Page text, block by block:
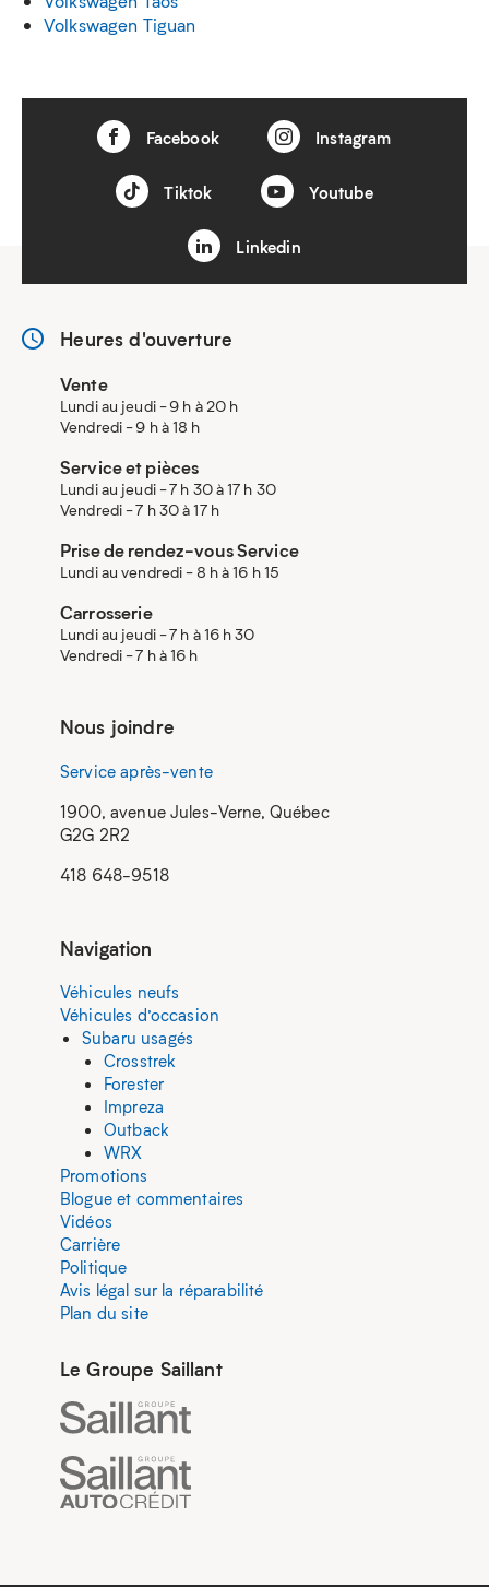
Volkswagen Tiguan
Facebook Instagram
Tiktok Youtube
Linkedin
Heures d'ouverture
Vente
Lundi au jeudi - 9 h à 20 h
Vendredi - 9 h à 18 h
Service et pièces
Lundi au jeudi - 7 h 30 à 17 h 30
Vendredi - 7 h 30 à 17 h
Prise de rendez-vous Service
Lundi au vendredi - 8 h à 16 h 15
Carrosserie
Lundi au jeudi - 7 h à 16 h 30
Vendredi - 7 h à 16 h
Nous joindre
Service après-vente
1900, avenue Jules-Verne, Québec
G2G 2R2
418 648-9518
Navigation
Véhicules neufs
Véhicules d’occasion
Subaru usagés
Crosstrek
Forester
Impreza
Outback
WRX
Promotions
Blogue et commentaires
Vidéos
Carrière
Politique
Avis légal sur la réparabilité
Plan du site
Le Groupe Saillant